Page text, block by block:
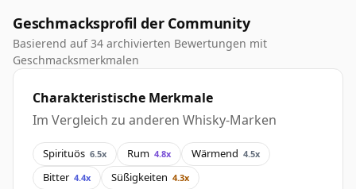
Geschmacksprofil der Community
Basierend auf 34 archivierten Bewertungen mit
Geschmacksmerkmalen
Charakteristische Merkmale
Im Vergleich zu anderen Whisky-Marken
Spirituös 6.5x Rum 4.8x Wärmend 4.5x
Bitter 4.4x Süßigkeiten 4.3x